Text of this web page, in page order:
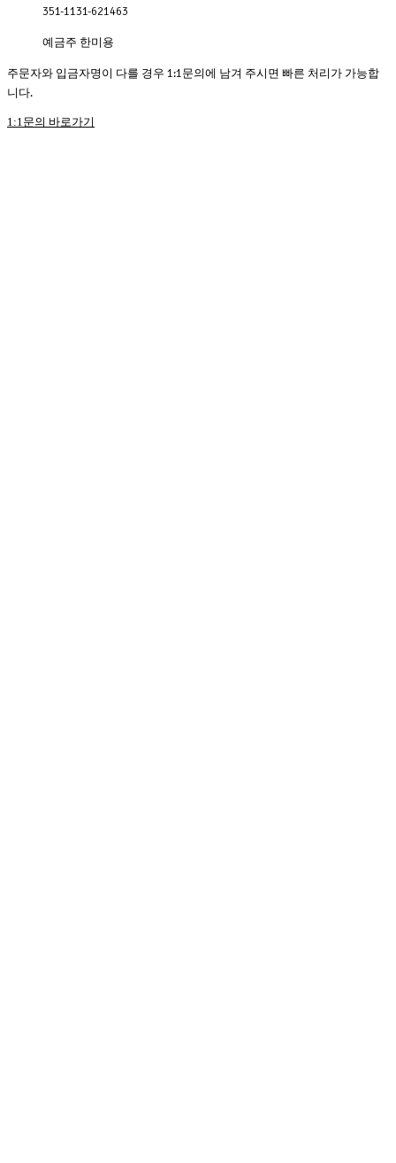
351-1131-621463
예금주 한미용
주문자와 입금자명이 다를 경우 1:1문의에 남겨 주시면 빠른 처리가 가능합
니다.
1:1문의 바로가기